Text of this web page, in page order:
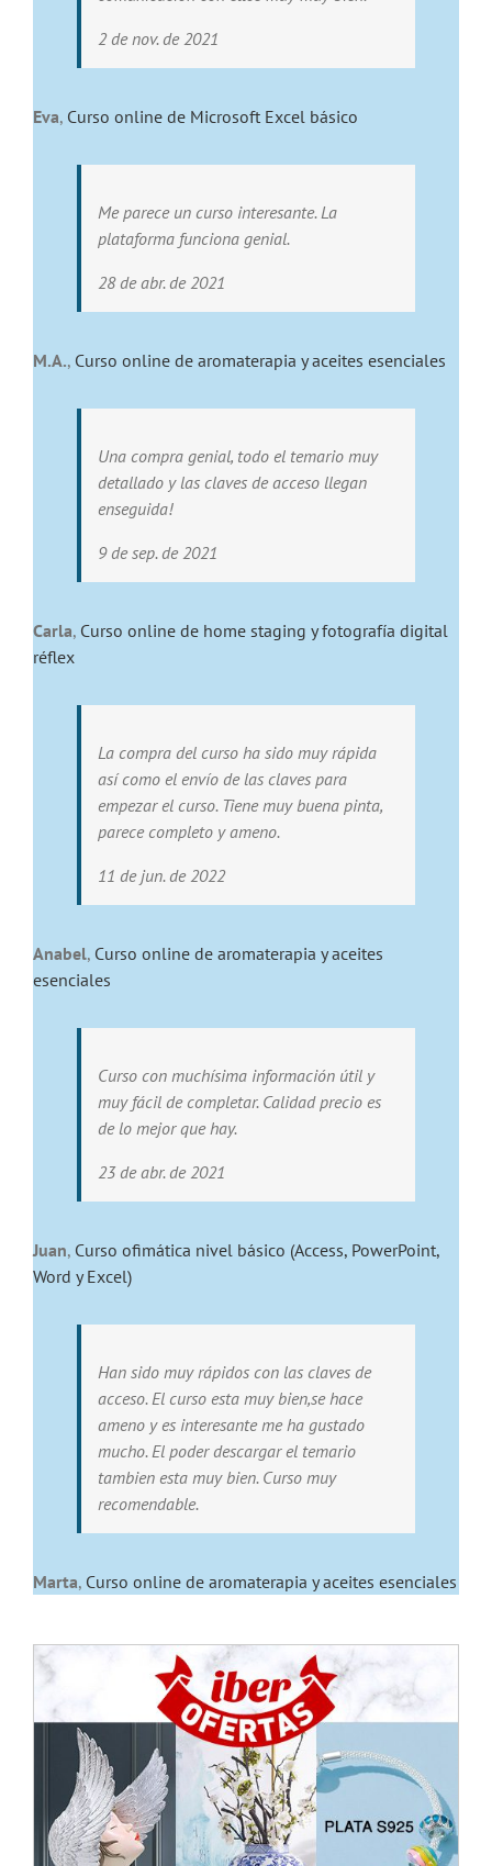
2 de nov. de 2021
Eva, Curso online de Microsoft Excel básico
Me parece un curso interesante. La
plataforma funciona genial.
28 de abr. de 2021
M.A., Curso online de aromaterapia y aceites esenciales
Una compra genial, todo el temario muy
detallado y las claves de acceso llegan
enseguida!
9 de sep. de 2021
Carla, Curso online de home staging y fotografía digital
réflex
La compra del curso ha sido muy rápida
así como el envío de las claves para
empezar el curso. Tiene muy buena pinta,
parece completo y ameno.
11 de jun. de 2022
Anabel, Curso online de aromaterapia y aceites
esenciales
Curso con muchísima información útil y
muy fácil de completar. Calidad precio es
de lo mejor que hay.
23 de abr. de 2021
Juan, Curso ofimática nivel básico (Access, PowerPoint,
Word y Excel)
Han sido muy rápidos con las claves de
acceso. El curso esta muy bien,se hace
ameno y es interesante me ha gustado
mucho. El poder descargar el temario
tambien esta muy bien. Curso muy
recomendable.
Marta, Curso online de aromaterapia y aceites esenciales